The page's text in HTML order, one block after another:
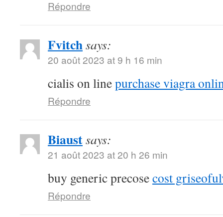
Répondre
Fvitchsays:
20 août 2023 at 9 h 16 min
cialis on linepurchase viagra
Répondre
Biaustsays:
21 août 2023 at 20 h 26 min
buy generic precosecost
Répondre